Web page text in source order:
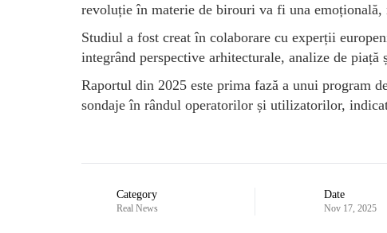
revoluție în materie de birouri va fi una emoțională,
Studiul a fost creat în colaborare cu experții
integrând perspective arhitecturale, analize de piață
Raportul din 2025 este prima fază a unui program
sondaje în rândul operatorilor și utilizatorilor,
Category
Real News
Date
Nov 17, 2025